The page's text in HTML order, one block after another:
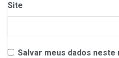
Site
Salvar meus dados neste